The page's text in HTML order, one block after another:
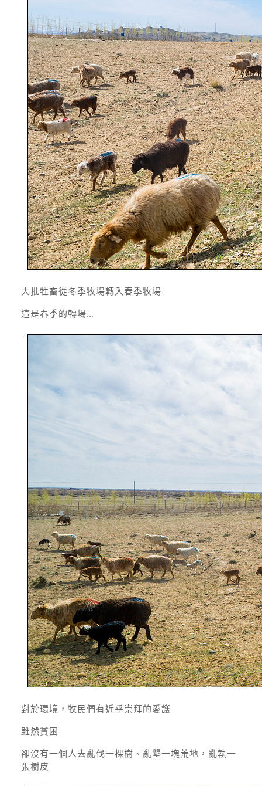
大批牲畜從冬季牧場轉入春季牧場
這是春季的轉場…
對於環境，牧民們有近乎崇拜的愛護
雖然貧困
卻沒有一個人去亂伐一棵樹、亂墾一塊荒地，亂執一
張樹皮